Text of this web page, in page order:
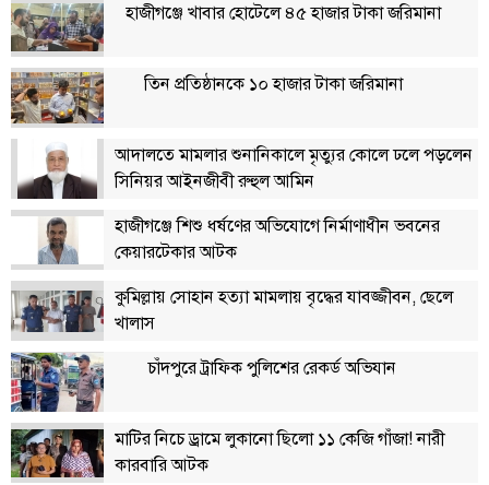
লাইফস্টাইল
এক্সক্লুসিভ
সোস্যাল
মিডিয়া
গণমাধ্যম
রাজধানী
ইতিহাস
কথা
কয়
ক্যারিয়ার
চাকুরি
সৌখিন
ফটোগ্রাফার
হাজীগঞ্জে খাবার হোটেলে ৪৫ হাজার টাকা জরিমানা
তিন প্রতিষ্ঠানকে ১০ হাজার টাকা জরিমানা
আদালতে মামলার শুনানিকালে মৃত্যুর কোলে ঢলে পড়লেন
সিনিয়র আইনজীবী রুহুল আমিন
হাজীগঞ্জে শিশু ধর্ষণের অভিযোগে নির্মাণাধীন ভবনের
কেয়ারটেকার আটক
কুমিল্লায় সোহান হত্যা মামলায় বৃদ্ধের যাবজ্জীবন, ছেলে
খালাস
চাঁদপুরে ট্রাফিক পুলিশের রেকর্ড অভিযান
মাটির নিচে ড্রামে লুকানো ছিলো ১১ কেজি গাঁজা! নারী
কারবারি আটক